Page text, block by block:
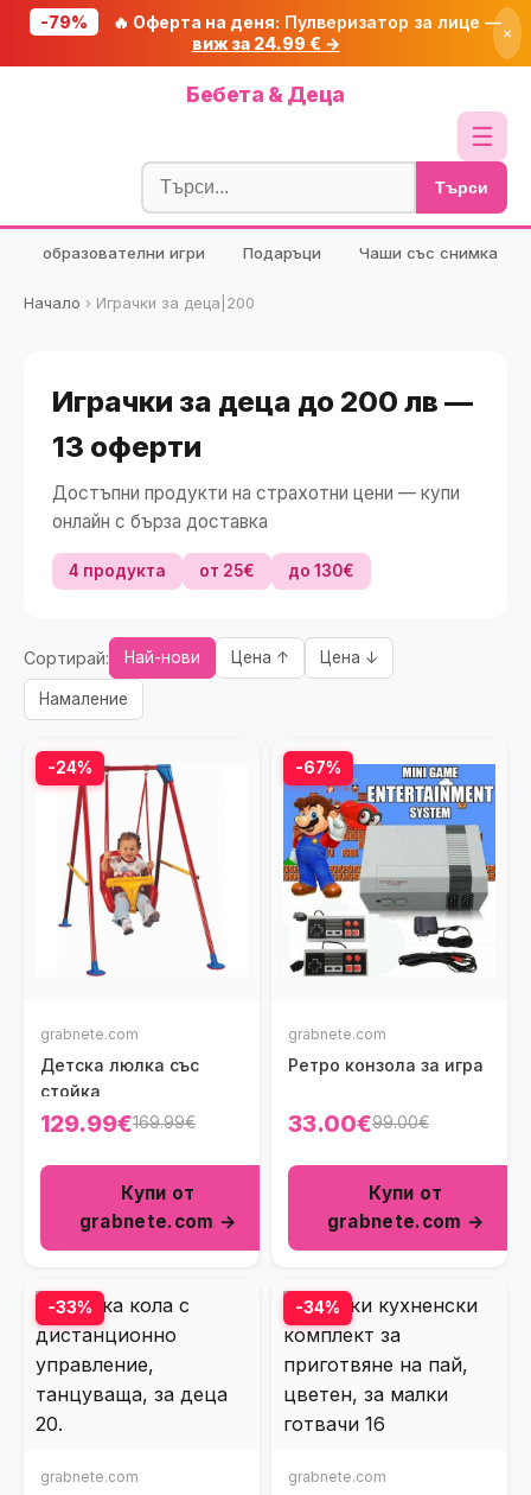
-79% 🔥 Оферта на деня: Пулверизатор за лице —
виж за 24.99 € →
×
Бебета & Деца
☰
Блог
🧮 Калкулатори
🔍 Намери продукт
🎁 Подарък
Търси
образователни игри Подаръци Чаши със снимка
Начало › Играчки за деца|200
Играчки за деца до 200 лв —
13 оферти
Достъпни продукти на страхотни цени — купи
онлайн с бърза доставка
4 продукта от 25€ до 130€
Сортирай: Най-нови Цена ↑ Цена ↓
Намаление
-24%
grabnete.com
Детска люлка със
стойка
129.99€169.99€
Купи от
grabnete.com →
-67%
grabnete.com
Ретро конзола за игра
33.00€99.00€
Купи от
grabnete.com →
-33%
grabnete.com
-34%
grabnete.com